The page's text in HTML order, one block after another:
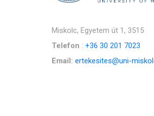
Miskolc, Egyetem út 1, 3515
Telefon : +36 30 201 7023
Email: ertekesites@uni-